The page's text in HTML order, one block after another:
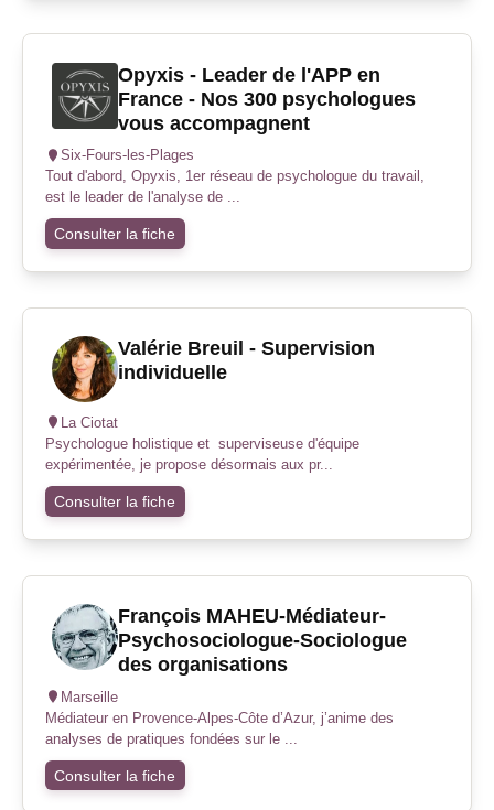
Opyxis - Leader de l'APP en
France - Nos 300 psychologues
vous accompagnent
Six-Fours-les-Plages
Tout d'abord, Opyxis, 1er réseau de psychologue du travail,
est le leader de l'analyse de ...
Consulter la fiche
Valérie Breuil - Supervision
individuelle
La Ciotat
Psychologue holistique et superviseuse d'équipe
expérimentée, je propose désormais aux pr...
Consulter la fiche
François MAHEU-Médiateur-
Psychosociologue-Sociologue
des organisations
Marseille
Médiateur en Provence-Alpes-Côte d’Azur, j’anime des
analyses de pratiques fondées sur le ...
Consulter la fiche